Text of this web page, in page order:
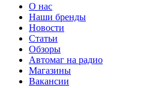
О нас
Наши бренды
Новости
Статьи
Обзоры
Автомаг на радио
Магазины
Вакансии